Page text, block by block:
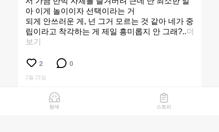
탐색 스토리
아 이게 놀이이자 선택이라는 거
되게 안쓰러운 게, 넌 그거 모르는 것 같아 네가 중
립이라고 착각하는 게 제일 흥미롭지 안 그래?..더
보기
2 0
2월 21일